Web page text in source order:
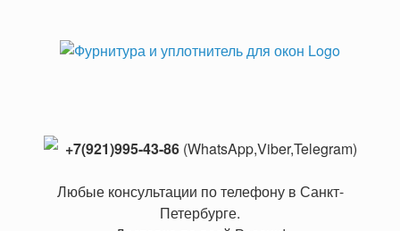
+7(921)995-43-86 (WhatsApp,Viber,Telegram)
Любые консультации по телефону в Санкт-
Петербурге.